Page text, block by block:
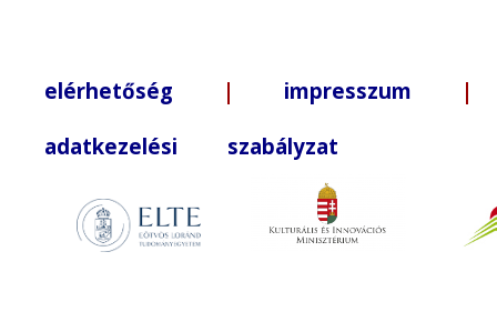
elérhetőség | impresszum |
adatkezelési szabályzat